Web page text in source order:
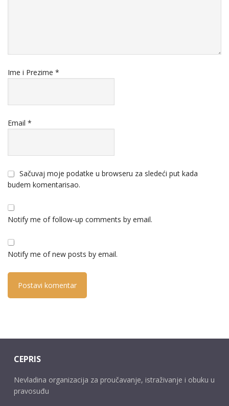
Ime i Prezime *
Email *
Sačuvaj moje podatke u browseru za sledeći put kada
budem komentarisao.
Notify me of follow-up comments by email.
Notify me of new posts by email.
CEPRIS
Nevladina organizacija za proučavanje, istraživanje i obuku u
pravosuđu